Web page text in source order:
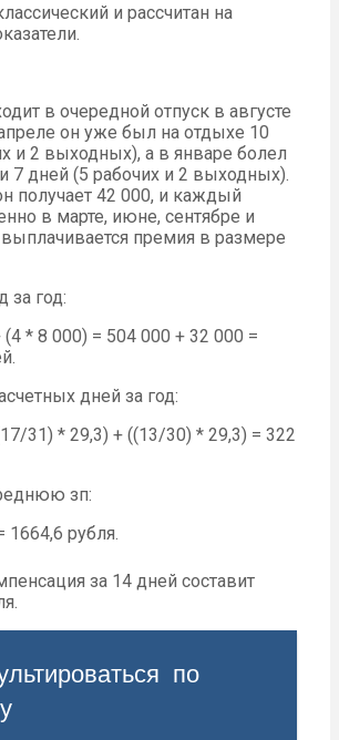
и рассчитан на
в очередной отпуск в августе
он уже был на отдыхе 10
и 2 выходных), а в январе болел
7 дней (5 рабочих и 2 выходных).
получает 42 000, и каждый
в марте, июне, сентябре и
премия в размере
за год:
* 8 000) = 504 000 + 32 000 =
дней за год:
31) * 29,3) + ((13/30) * 29,3) = 322
зп:
1664,6 рубля.
за 14 дней составит